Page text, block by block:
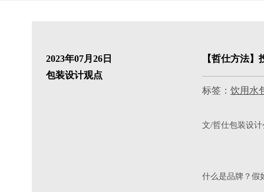
2023年07月26日
包装设计观点
【哲仕方法
标签： 饮用水
文/哲仕包装设计
什么是品牌？假